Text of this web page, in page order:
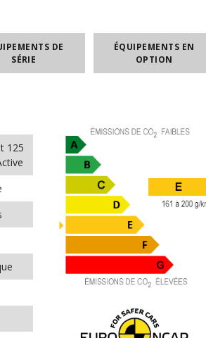
DE
SÉRIE
ÉQUIPEMENTS EN
OPTION
125